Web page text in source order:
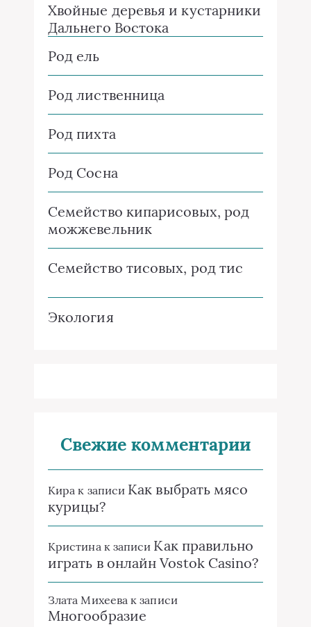
Хвойные деревья и кустарники
Дальнего Востока
Род ель
Род лиственница
Род пихта
Род Сосна
Семейство кипарисовых, род
можжевельник
Семейство тисовых, род тис
Экология
Свежие комментарии
Кира к записи Как выбрать мясо
курицы?
Кристина к записи Как правильно
играть в онлайн Vostok Casino?
Злата Михеева к записи
Многообразие